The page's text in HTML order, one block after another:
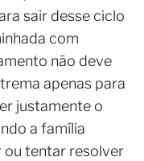
sair desse ciclo
com
não deve
apenas para
justamente o
a família
ou tentar resolver